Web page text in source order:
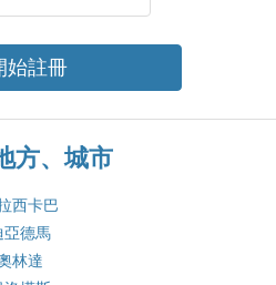
始註冊
方、城市
西卡巴
亞德馬
林達